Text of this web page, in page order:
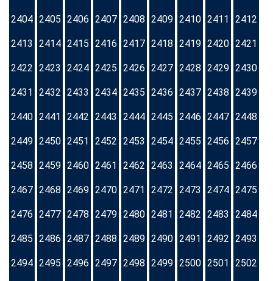
2404 2405 2406 2407 2408 2409 2410 2411 2412
2413 2414 2415 2416 2417 2418 2419 2420 2421
2422 2423 2424 2425 2426 2427 2428 2429 2430
2431 2432 2433 2434 2435 2436 2437 2438 2439
2440 2441 2442 2443 2444 2445 2446 2447 2448
2449 2450 2451 2452 2453 2454 2455 2456 2457
2458 2459 2460 2461 2462 2463 2464 2465 2466
2467 2468 2469 2470 2471 2472 2473 2474 2475
2476 2477 2478 2479 2480 2481 2482 2483 2484
2485 2486 2487 2488 2489 2490 2491 2492 2493
2494 2495 2496 2497 2498 2499 2500 2501 2502